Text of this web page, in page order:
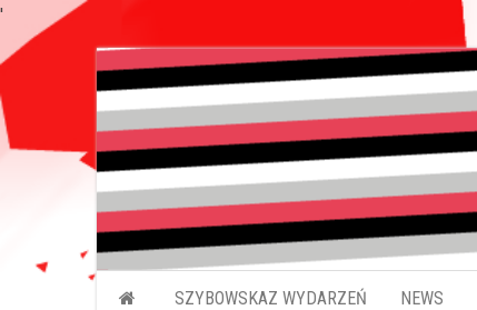
'
do
treści
SZYBOWSKAZ WYDARZEŃ NEWS